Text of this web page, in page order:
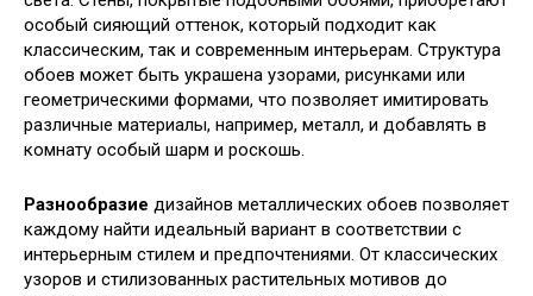
особый сияющий оттенок, который подходит как
классическим, так и современным интерьерам. Структура
обоев может быть украшена узорами, рисунками или
геометрическими формами, что позволяет имитировать
различные материалы, например, металл, и добавлять в
комнату особый шарм и роскошь.
Разнообразие дизайнов металлических обоев позволяет
каждому найти идеальный вариант в соответствии с
интерьерным стилем и предпочтениями. От классических
узоров и стилизованных растительных мотивов до